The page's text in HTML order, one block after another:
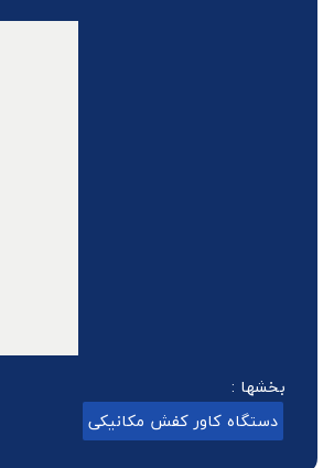
بخشها :
دستگاه کاور کفش مکانیکی